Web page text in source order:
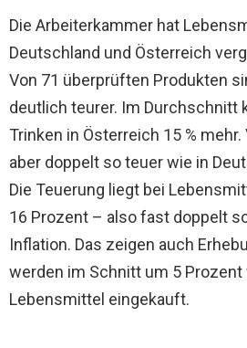
Die Arbeiterkammer hat
Deutschland und Österreich
Von 71 überprüften Produkten
deutlich teurer. Im Durchschnitt
Trinken in Österreich 15 %
aber doppelt so teuer wie in
Die Teuerung liegt bei
16 Prozent – also fast doppelt
Inflation. Das zeigen auch
werden im Schnitt um 5 Prozent
Lebensmittel eingekauft.